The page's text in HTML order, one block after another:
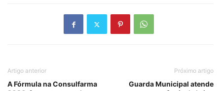
Artigo anterior
A Fórmula na Consulfarma
Próximo artigo
Guarda Municipal atende